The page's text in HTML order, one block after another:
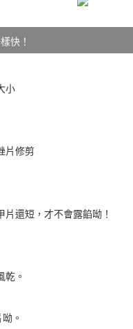
快！
小
片修剪
還短，才不會露餡呦！
。
。